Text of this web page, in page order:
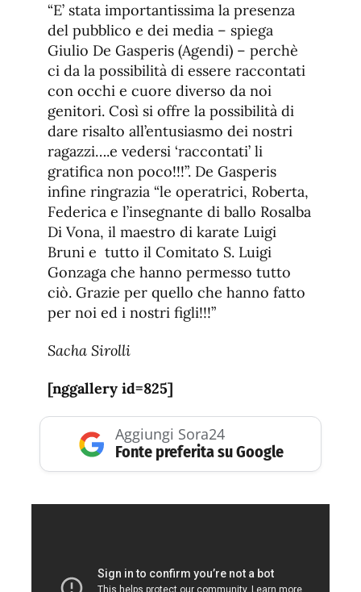
“E’ stata importantissima la presenza
del pubblico e dei media – spiega
Giulio De Gasperis (Agendi) – perchè
ci da la possibilità di essere raccontati
con occhi e cuore diverso da noi
genitori. Così si offre la possibilità di
dare risalto all’entusiasmo dei nostri
ragazzi….e vedersi ‘raccontati’ li
gratifica non poco!!!”. De Gasperis
infine ringrazia “le operatrici, Roberta,
Federica e l’insegnante di ballo Rosalba
Di Vona, il maestro di karate Luigi
Bruni e tutto il Comitato S. Luigi
Gonzaga che hanno permesso tutto
ciò. Grazie per quello che hanno fatto
per noi ed i nostri figli!!!”
Sacha Sirolli
[nggallery id=825]
Aggiungi Sora24
Fonte preferita su Google